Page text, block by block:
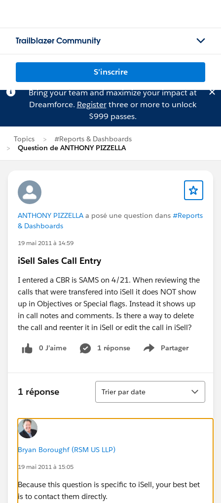
Trailblazer Community
S'inscrire
Bring your team and maximize your impact at
Dreamforce. Registerthree or more to unlock
$999 passes.
Topics
#Reports & Dashboards
Question de ANTHONY PIZZELLA
ANTHONY PIZZELLA a posé une question dans #Reports
& Dashboards
19 mai 2011 à 14:59
iSell Sales Call Entry
I entered a CBR is SAMS on 4/21. When reviewing the
calls that were transfered into iSell it does NOT show
up in Objectives or Special flags. Instead it shows up
in call notes and comments. Is there a way to delete
the call and reenter it in iSell or edit the call in iSell?
0 J’aime 1 réponse Partager
Show menu
1 réponse
Tri
Trier par date
Bryan Boroughf (RSM US LLP)
19 mai 2011 à 15:05
Because this question is specific to iSell, your best bet
is to contact them directly.